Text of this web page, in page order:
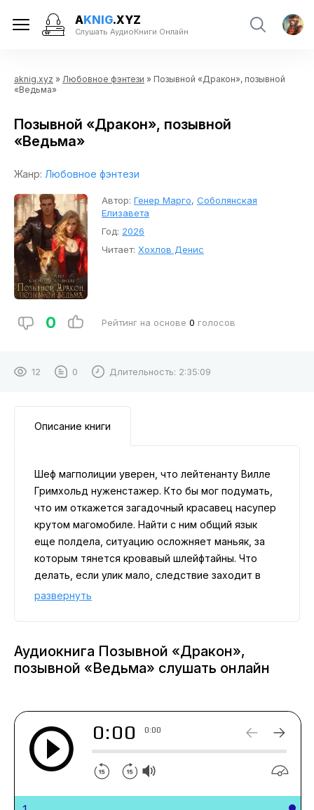
AKNIG.XYZ
Слушать АудиоКниги Онлайн
aknig.xyz » Любовное фэнтези » Позывной «Дракон», позывной
«Ведьма»
Позывной «Дракон», позывной
«Ведьма»
Жанр: Любовное фэнтези
Автор: Генер Марго, Соболянская
Елизавета
Год: 2026
Читает: Хохлов Денис
0 Рейтинг на основе 0 голосов
12 0 Длительность: 2:35:09
Описание книги
Шеф магполиции уверен, что лейтенанту Вилле
Гримхольд нуженстажер. Кто бы мог подумать,
что им откажется загадочный красавец насупер
крутом магомобиле. Найти с ним общий язык
еще полдела, ситуацию осложняет маньяк, за
которым тянется кровавый шлейфтайны. Что
делать, если улик мало, следствие заходит в
тупик, а стаже посылает такие лучезарные
развернуть
Аудиокнига Позывной «Дракон»,
позывной «Ведьма» слушать онлайн
0:00 0:00